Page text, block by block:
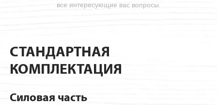
все интересующие вас вопросы.
СТАНДАРТНАЯ
КОМПЛЕКТАЦИЯ
Силовая часть